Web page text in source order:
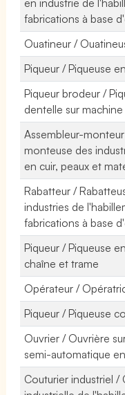
fabrications à base
Ouatineur /
Piqueur / Piqueuse
Piqueur brodeur /
dentelle sur machine
Assembleur-
monteuse des
en cuir, peaux et
Rabatteur /
industries de
fabrications à base
Piqueur / Piqueuse
chaîne et trame
Opérateur /
Piqueur / Piqueuse
Ouvrier / Ouvrière
semi-automatique
Couturier industriel /